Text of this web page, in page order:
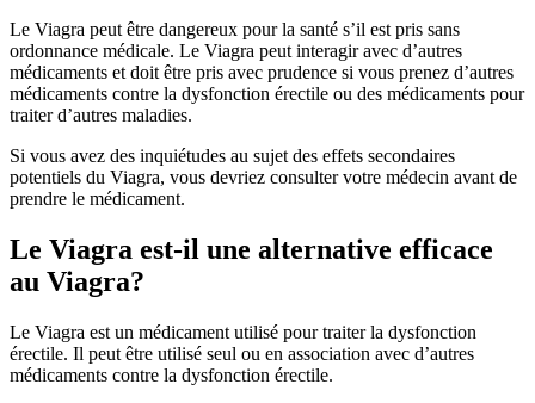
Le Viagra peut être dangereux pour la santé s’il est pris sans
ordonnance médicale. Le Viagra peut interagir avec d’autres
médicaments et doit être pris avec prudence si vous prenez d’autres
médicaments contre la dysfonction érectile ou des médicaments pour
traiter d’autres maladies.
Si vous avez des inquiétudes au sujet des effets secondaires
potentiels du Viagra, vous devriez consulter votre médecin avant de
prendre le médicament.
Le Viagra est-il une alternative efficace
au Viagra?
Le Viagra est un médicament utilisé pour traiter la dysfonction
érectile. Il peut être utilisé seul ou en association avec d’autres
médicaments contre la dysfonction érectile.